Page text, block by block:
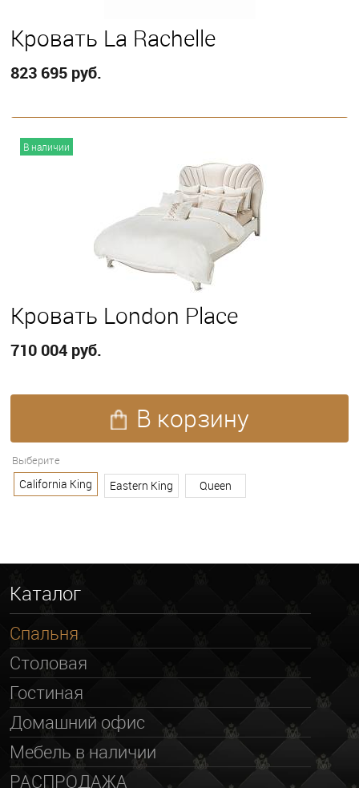
Кровать La Rachelle
823 695 руб.
Eastern King Queen
В наличии
Кровать London Place
710 004 руб.
В корзину
Выберите
California King Eastern King Queen
ПОКАЗАТЬ ЕЩЕ
ПОКАЗАТЬ ВСЕ
Каталог
Спальня
Столовая
Гостиная
Домашний офис
Мебель в наличии
РАСПРОДАЖА